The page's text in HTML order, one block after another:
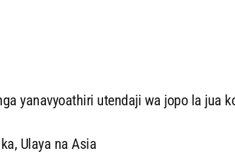
yanavyoathiri utendaji wa jopo la jua
Ulaya na Asia